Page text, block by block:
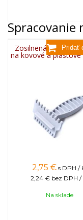
Spracovanie
Zosilnená plastová
na kovové a plastové
2,75 € s DPH /
2,24 € bez DPH /
Na sklade